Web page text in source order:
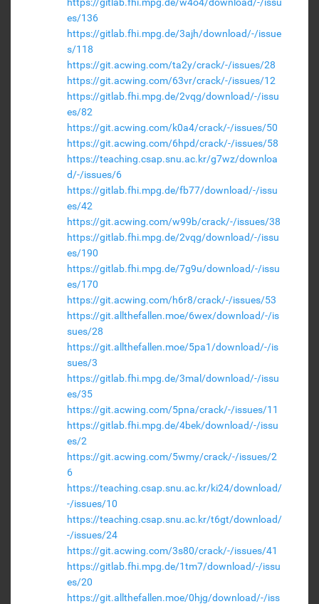
es/136
https://gitlab.fhi.mpg.de/3ajh/download/-/issue
s/118
https://git.acwing.com/ta2y/crack/-/issues/28
https://git.acwing.com/63vr/crack/-/issues/12
https://gitlab.fhi.mpg.de/2vqg/download/-/issu
es/82
https://git.acwing.com/k0a4/crack/-/issues/50
https://git.acwing.com/6hpd/crack/-/issues/58
https://teaching.csap.snu.ac.kr/g7wz/downloa
d/-/issues/6
https://gitlab.fhi.mpg.de/fb77/download/-/issu
es/42
https://git.acwing.com/w99b/crack/-/issues/38
https://gitlab.fhi.mpg.de/2vqg/download/-/issu
es/190
https://gitlab.fhi.mpg.de/7g9u/download/-/issu
es/170
https://git.acwing.com/h6r8/crack/-/issues/53
https://git.allthefallen.moe/6wex/download/-/is
sues/28
https://git.allthefallen.moe/5pa1/download/-/is
sues/3
https://gitlab.fhi.mpg.de/3mal/download/-/issu
es/35
https://git.acwing.com/5pna/crack/-/issues/11
https://gitlab.fhi.mpg.de/4bek/download/-/issu
es/2
https://git.acwing.com/5wmy/crack/-/issues/2
6
https://teaching.csap.snu.ac.kr/ki24/download/
-/issues/10
https://teaching.csap.snu.ac.kr/t6gt/download/
-/issues/24
https://git.acwing.com/3s80/crack/-/issues/41
https://gitlab.fhi.mpg.de/1tm7/download/-/issu
es/20
https://git.allthefallen.moe/0hjg/download/-/iss